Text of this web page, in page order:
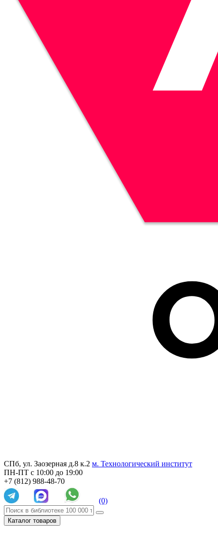
СПб, ул. Заозерная д.8 к.2 м. Технологический институт
ПН-ПТ с 10:00 до 19:00
+7 (812) 988-48-70
(0)
Каталог товаров